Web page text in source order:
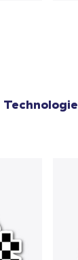
Technologie